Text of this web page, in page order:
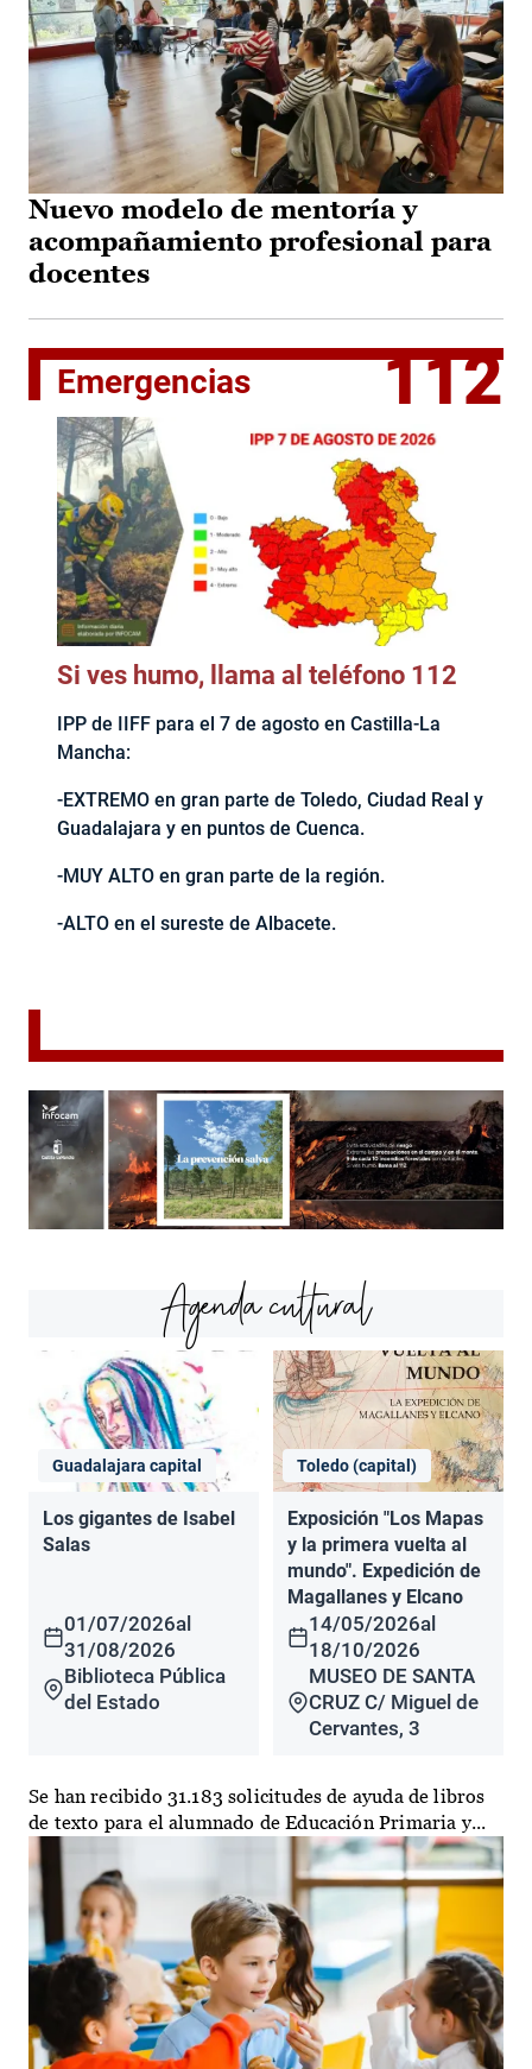
Nuevo modelo de mentoría y
acompañamiento profesional para
docentes
Emergencias 112
Si ves humo, llama al teléfono 112
IPP de IIFF para el 7 de agosto en Castilla-La
Mancha:
-EXTREMO en gran parte de Toledo, Ciudad Real y
Guadalajara y en puntos de Cuenca.
-MUY ALTO en gran parte de la región.
-ALTO en el sureste de Albacete.
Agenda cultural
Guadalajara capital
Los gigantes de Isabel
Salas
01/07/2026al
31/08/2026
Biblioteca Pública
del Estado
Toledo (capital)
Exposición "Los Mapas
y la primera vuelta al
mundo". Expedición de
Magallanes y Elcano
14/05/2026al
18/10/2026
MUSEO DE SANTA
CRUZ C/ Miguel de
Cervantes, 3
Se han recibido 31.183 solicitudes de ayuda de libros
de texto para el alumnado de Educación Primaria y...